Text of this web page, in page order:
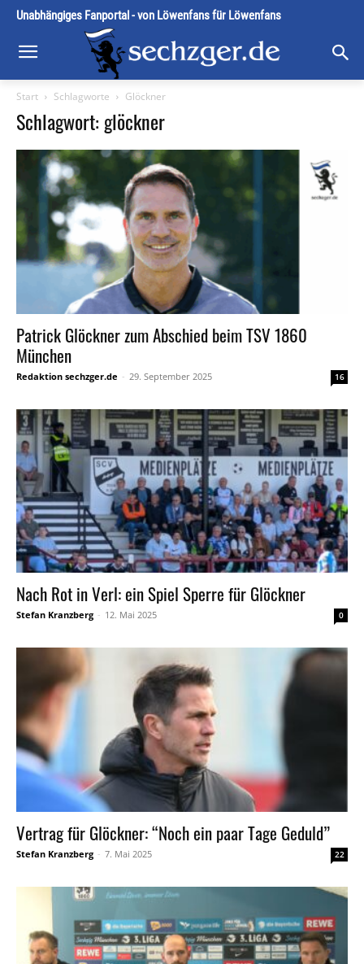
Unabhängiges Fanportal - von Löwenfans für Löwenfans
Start Schlagworte Glöckner
Schlagwort: glöckner
Patrick Glöckner zum Abschied beim TSV 1860
München
Redaktion sechzger.de - 29. September 2025 16
Nach Rot in Verl: ein Spiel Sperre für Glöckner
Stefan Kranzberg - 12. Mai 2025 0
Vertrag für Glöckner: “Noch ein paar Tage Geduld”
Stefan Kranzberg - 7. Mai 2025 22